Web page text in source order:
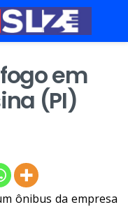
em
(PI)
ônibus da empresa